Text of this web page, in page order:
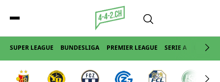
SUPER LEAGUE BUNDESLIGA PREMIER LEAGUE SERIE A LA LIGA